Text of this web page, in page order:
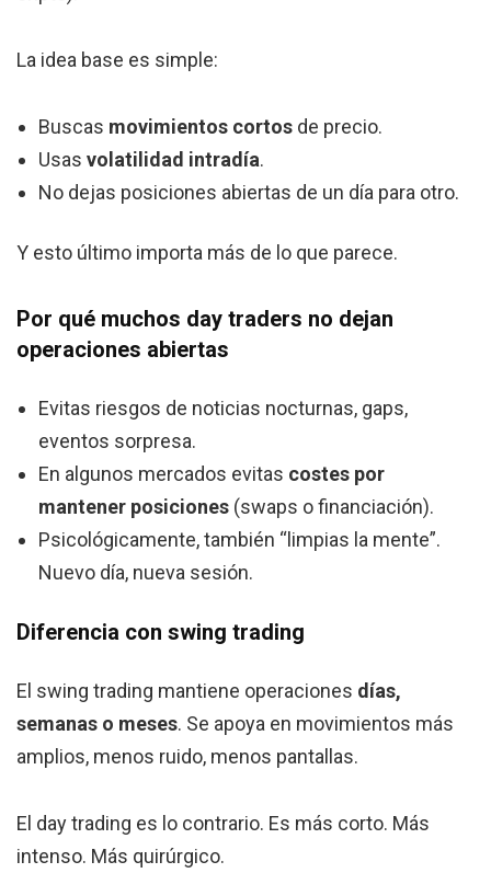
La idea base es simple:
Buscas movimientos cortos de precio.
Usas volatilidad intradía.
No dejas posiciones abiertas de un día para otro.
Y esto último importa más de lo que parece.
Por qué muchos day traders no dejan
operaciones abiertas
Evitas riesgos de noticias nocturnas, gaps,
eventos sorpresa.
En algunos mercados evitas costes por
mantener posiciones (swaps o financiación).
Psicológicamente, también “limpias la mente”.
Nuevo día, nueva sesión.
Diferencia con swing trading
El swing trading mantiene operaciones días,
semanas o meses. Se apoya en movimientos más
amplios, menos ruido, menos pantallas.
El day trading es lo contrario. Es más corto. Más
intenso. Más quirúrgico.